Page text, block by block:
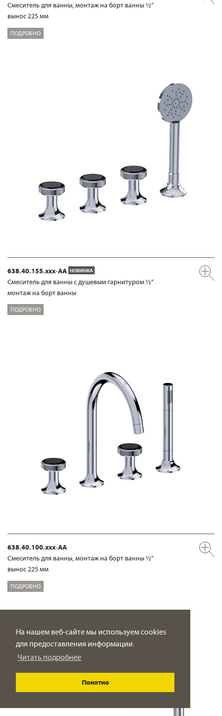
На нашем веб-сайте мы используем cookies
для предоставления информации.
Читать подробнее
Понятно
Смеситель для ванны, монтаж на борт ванны ½“
вынос 225 мм
ПОДРОБНО
638.40.155.xxx-AA НОВИНКА
Смеситель для ванны с душевым гарнитуром ½“
монтаж на борт ванны
ПОДРОБНО
638.40.100.xxx-AA
Смеситель для ванны, монтаж на борт ванны ½“
вынос 225 мм
ПОДРОБНО